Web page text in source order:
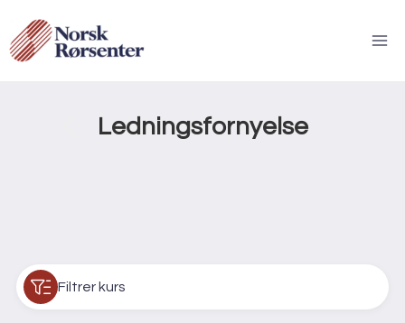
content
Tilbake til kurskategorier
Ledningsfornyelse
Filtrer kurs